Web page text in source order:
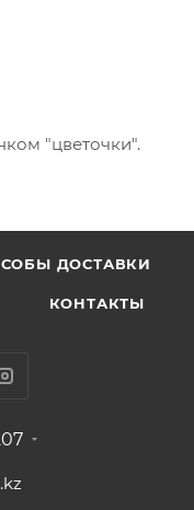
"цветочки".
ДОСТАВКИ
КОНТАКТЫ